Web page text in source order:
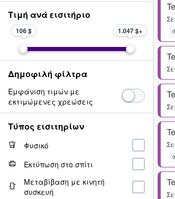
Τιμή ανά εισιτήριο
106 $ 1.047 $
Δημοφιλή φίλτρα
Εμφάνιση τιμών με
εκτιμώμενες χρεώσεις
Τύπος εισιτηρίων
Φυσικό
Εκτύπωση στο σπίτι
Μεταβίβαση με κινητή
συσκευή